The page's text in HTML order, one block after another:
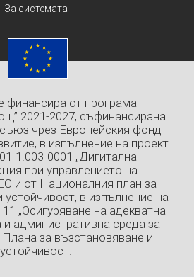
За системата
финансира от програма
2021-2027, съфинансирана
чрез Европейския фонд
в изпълнение на проект
1.003-0001 „Дигитална
при управлението на
и от Националния план за
устойчивост, в изпълнение на
„Осигуряване на адекватна
административна среда за
за възстановяване и
устойчивост.